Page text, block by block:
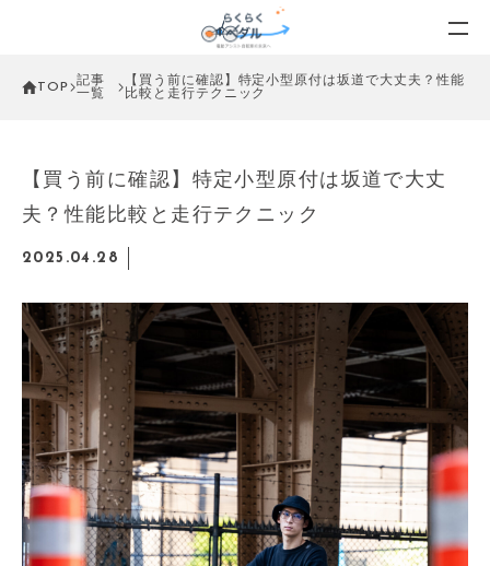
TOP
記事
一覧
【買う前に確認】特定小型原付は坂道で大丈夫？性能
比較と走行テクニック
【買う前に確認】特定小型原付は坂道で大丈
夫？性能比較と走行テクニック
2025.04.28